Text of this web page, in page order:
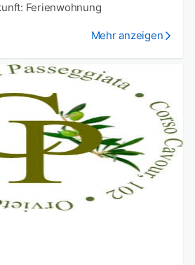
Ferienwohnung
Mehr anzeigen